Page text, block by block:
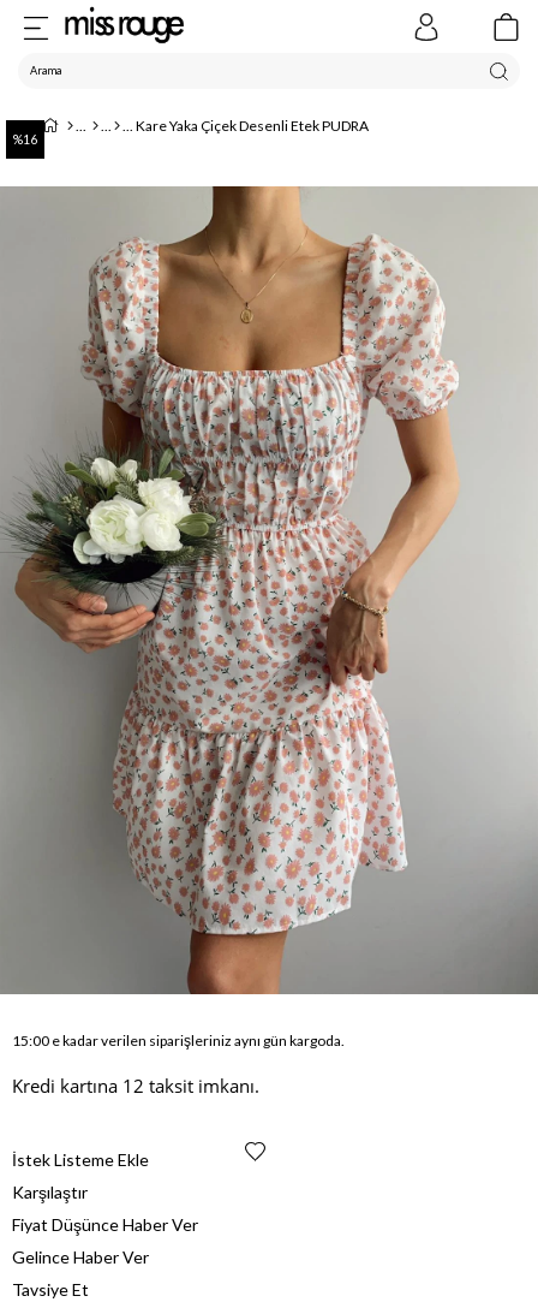
Kare Yaka Çiçek Desenli Etek PUDRA
16
15:00 e kadar verilen siparişleriniz aynı gün kargoda.
Kredi kartına 12 taksit imkanı.
İstek Listeme Ekle
Karşılaştır
Fiyat Düşünce Haber Ver
Gelince Haber Ver
Tavsiye Et